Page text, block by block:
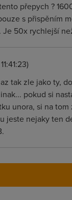
přepych ?
s přispěním
50x rychlejší
tak zle jako ty,
pokud si
unora, si na tom
jeste nejaky ten